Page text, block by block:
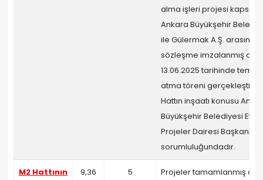
alma işleri projesi
Ankara Büyükşehir
ile Gülermak A.Ş. arasında
sözleşme imzalanmış olup
13.06.2025 tarihinde temel
atma töreni
Hattın inşaatı konusu
Büyükşehir Belediyesi Etüt
Projeler Dairesi Başkanlığı
sorumluluğundadır.
M2 Hattının
9,36 5
Projeler tamamlanmış